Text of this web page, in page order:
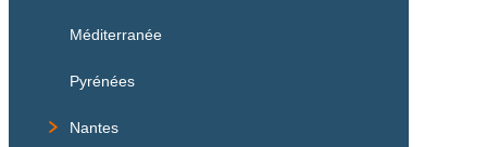
Méditerranée
Pyrénées
Nantes